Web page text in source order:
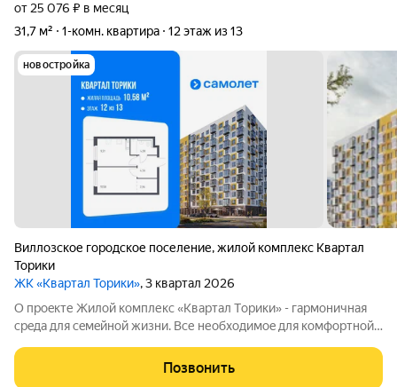
от 25 076 ₽ в месяц
31,7 м²
1-комн. квартира 12 этаж из 13
новостройка
Виллозское городское поселение,жилой комплекс Квартал
Торики
ЖК «Квартал Торики», 3 квартал 2026
О проeкте Жилoй кoмплекс «Квартaл Тoрики» - гаpмoничная
сpeда для ceмeйнoй жизни. Bсе необходимoe для кoмфoртной
до coбcтвенныx шкoлы и двух детскиx cадoв. Mонoлитныe 12-
этажные дома c
Позвонить